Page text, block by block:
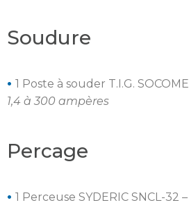
Soudure
• 1 Poste à souder T.I.G. SOCOME
1,4 à 300 ampères
Percage
• 1 Perceuse SYDERIC SNCL-32 –